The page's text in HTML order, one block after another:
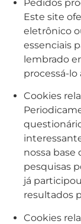
Pedidos
Este site
eletrônico
essenciais
lembrado
processá-
Cookies
nossa base
pesquisas
já
resultados
Cookies